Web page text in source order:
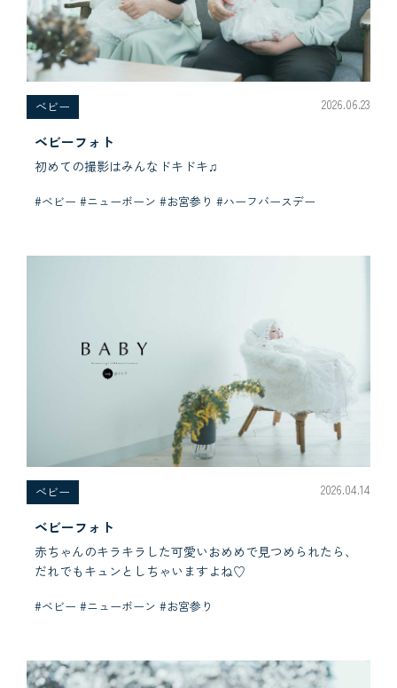
べビー 2026.06.23
ベビーフォト
初めての撮影はみんなドキドキ♫
#ベビー #ニューボーン #お宮参り #ハーフバースデー
べビー 2026.04.14
ベビーフォト
赤ちゃんのキラキラした可愛いおめめで見つめられたら、
だれでもキュンとしちゃいますよね♡
#ベビー #ニューボーン #お宮参り